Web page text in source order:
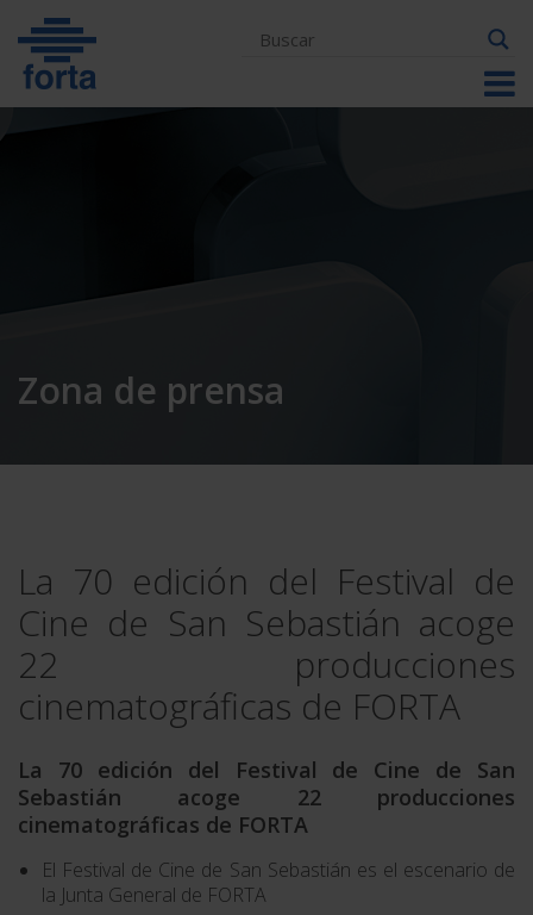
content
Zona de prensa
La 70 edición del Festival de
Cine de San Sebastián acoge
22 producciones
cinematográficas de FORTA
La 70 edición del Festival de Cine de San
Sebastián acoge 22 producciones
cinematográficas de FORTA
El Festival de Cine de San Sebastián es el escenario de
la Junta General de FORTA